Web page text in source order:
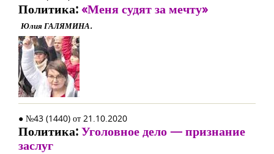
Политика:«Меня судят за мечту»
Юлия ГАЛЯМИНА.
● №43 (1440) от 21.10.2020
Политика:Уголовное дело — признание
заслуг